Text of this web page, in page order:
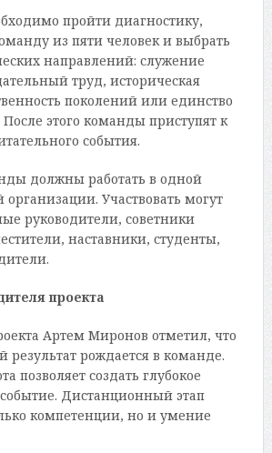
пройти диагностику,
из пяти человек и выбрать
направлений: служение
труд, историческая
поколений или единство
этого команды приступят к
события.
должны работать в одной
организации. Участвовать могут
руководители, советники
наставники, студенты,
проекта
Артем Миронов отметил, что
результат рождается в команде.
позволяет создать глубокое
Дистанционный этап
компетенции, но и умение